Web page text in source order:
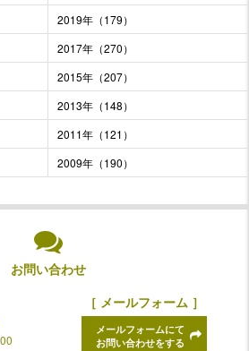
2019年（179）
2017年（270）
2015年（207）
2013年（148）
2011年（121）
2009年（190）
お問い合わせ
［ メールフォーム ］
メールフォームにて
お問い合わせをする